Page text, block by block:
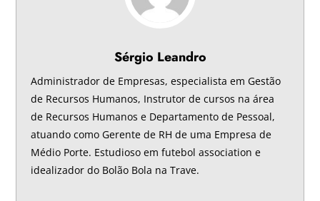
Sérgio Leandro
Administrador de Empresas, especialista em Gestão
de Recursos Humanos, Instrutor de cursos na área
de Recursos Humanos e Departamento de Pessoal,
atuando como Gerente de RH de uma Empresa de
Médio Porte. Estudioso em futebol association e
idealizador do Bolão Bola na Trave.